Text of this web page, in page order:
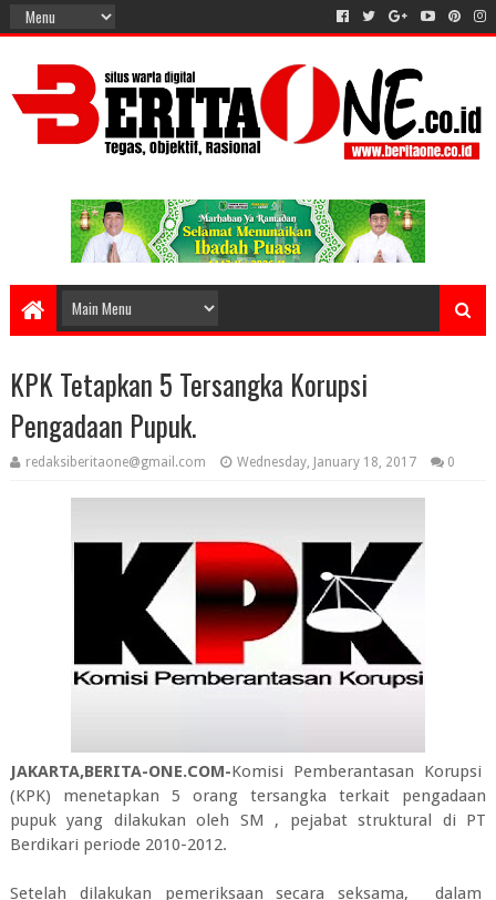
KPK Tetapkan 5 Tersangka Korupsi
Pengadaan Pupuk.
redaksiberitaone@gmail.com Wednesday, January 18, 2017 0
JAKARTA,BERITA-ONE.COM-Komisi Pemberantasan Korupsi
(KPK) menetapkan 5 orang tersangka terkait pengadaan
pupuk yang dilakukan oleh SM , pejabat struktural di PT
Berdikari periode 2010-2012.
Setelah dilakukan pemeriksaan secara seksama, dalam